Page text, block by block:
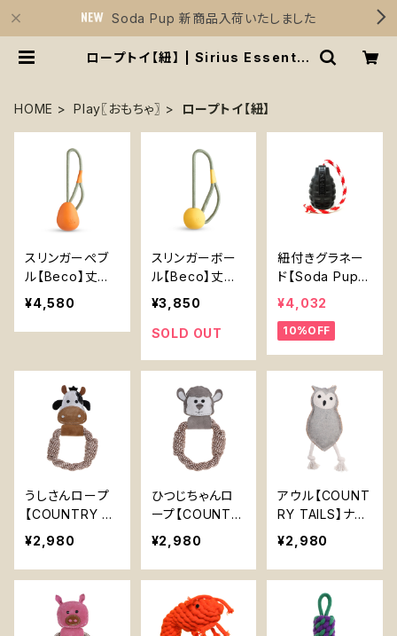
Soda Pup 新商品入荷いたしました
ロープトイ【紐】 | Sirius Essentia
HOME Play〖おもちゃ〗 ロープトイ【紐】
スリンガーぺブ
ル【Beco】丈夫
卵型 持ってこい
ボール ひも付き
天然ゴム イエロ
¥4,580
スリンガーボー
ル【Beco】丈夫
持ってこいボー
ル ひも付き 天
然ゴム イエロー
¥3,850
SOLD OUT
紐付きグラネー
ド【Soda Pup】
丈夫な天然ゴム
綱引き 犬 おも
ちゃ ロープ ソダ
¥4,032
10%OFF
うしさんロープ
【COUNTRY T
AILS】ナチュラル
ジュート スエー
ド ぬいぐるみ 丈
菜染め 犬おもち
ゃ 丈夫 噛むお
¥2,980
ひつじちゃんロ
ープ【COUNTR
Y TAILS】ナチュ
ラルジュート ス
エード ぬいぐる
材 野菜染め 犬
おもちゃ 丈夫 噛
¥2,980
アウル【COUNT
RY TAILS】ナチ
ュラルジュート
天然ウール ぬい
ぐるみ 丈夫 天
め 犬おもちゃ 丈
夫 噛むおもちゃ
¥2,980